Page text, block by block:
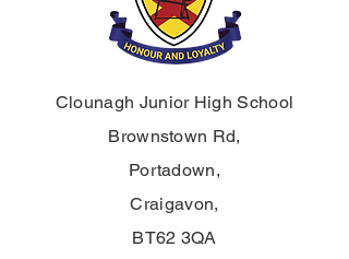
Clounagh Junior High School
Brownstown Rd,
Portadown,
Craigavon,
BT62 3QA